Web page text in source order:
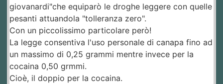
giovanardi"che equiparò le droghe leggere con quelle
pesanti attuandola "tolleranza zero".
Con un piccolissimo particolare però!
La legge consentiva l'uso personale di canapa fino ad
un massimo di 0,25 grammi mentre invece per la
cocaina 0,50 grmmi.
Cioè, il doppio per la cocaina.